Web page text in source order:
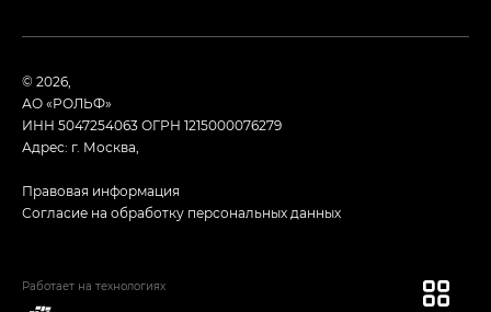
© 2026,
АО «РОЛЬФ»
ИНН 5047254063ОГРН 1215000076279
Адрес: г. Москва,
Правовая информация
Согласие на обработку персональных данных
Работает на технологиях